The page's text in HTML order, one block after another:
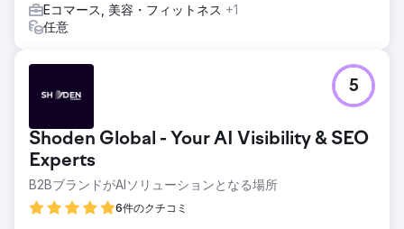
Eコマース, 美容・フィットネス +1
任意
Shoden Global - Your AI Visibility & SEO
Experts
B2BブランドがAIソリューションとなる場所
6件のクチコミ
5